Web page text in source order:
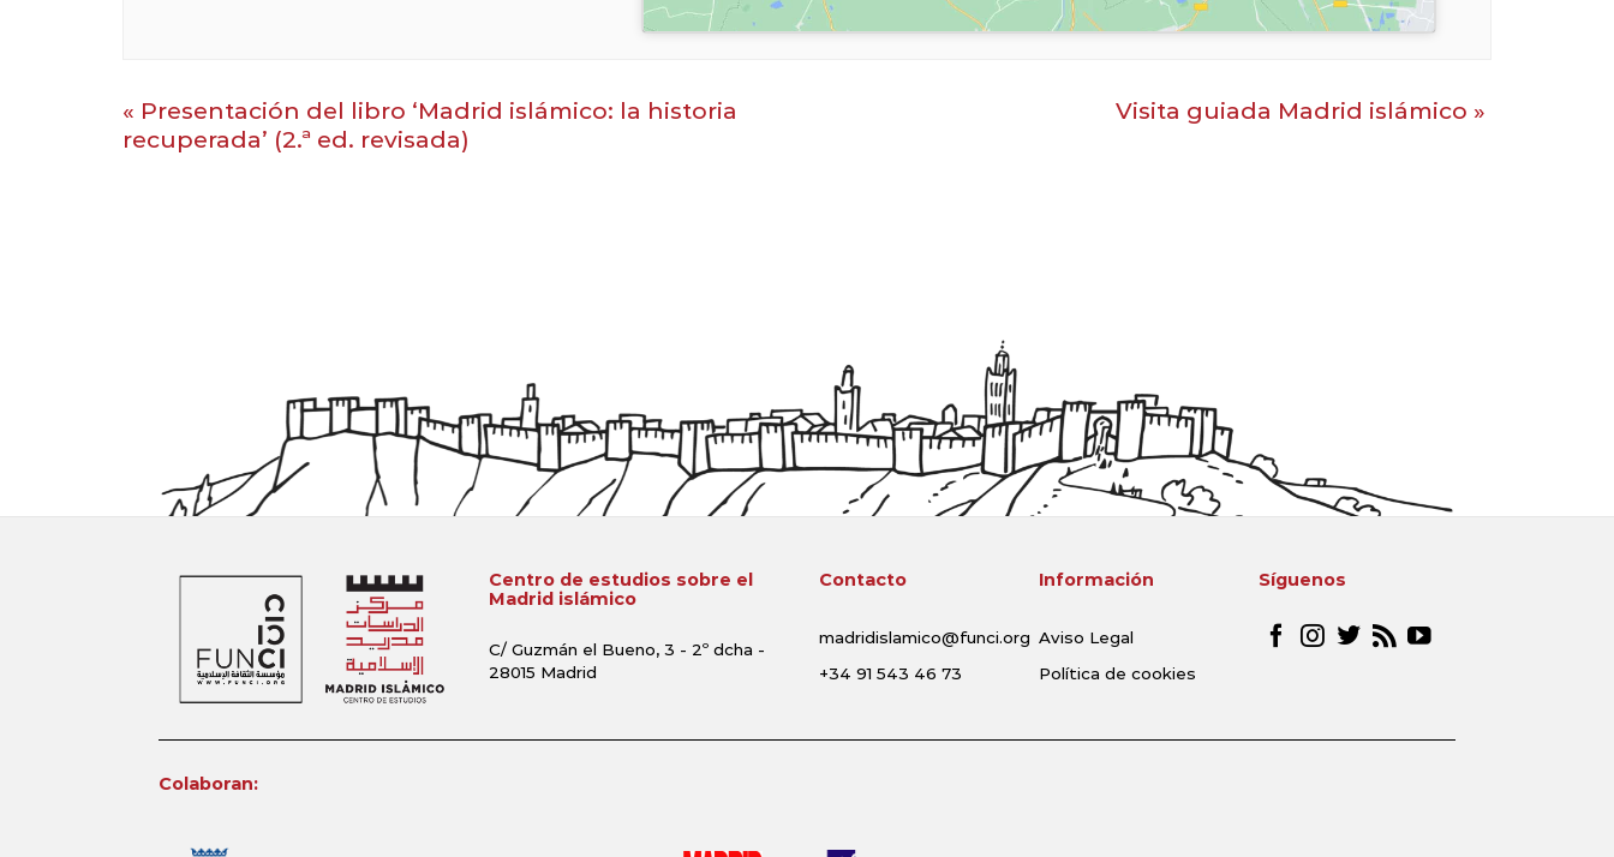
« Presentación del libro ‘Madrid islámico: la historia
recuperada’ (2.ª ed. revisada)
Visita guiada Madrid islámico »
Centro de estudios sobre el
Madrid islámico
C/ Guzmán el Bueno, 3 - 2º dcha -
28015 Madrid
Contacto
madridislamico@funci.org
+34 91 543 46 73
Información
Aviso Legal
Política de cookies
Síguenos
Colaboran: